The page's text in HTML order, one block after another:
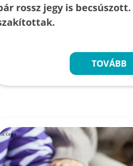
rossz jegy is
TOVÁBB